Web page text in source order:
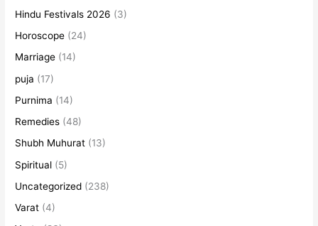
Hindu Festivals 2026 (3)
Horoscope (24)
Marriage (14)
puja (17)
Purnima (14)
Remedies (48)
Shubh Muhurat (13)
Spiritual (5)
Uncategorized (238)
Varat (4)